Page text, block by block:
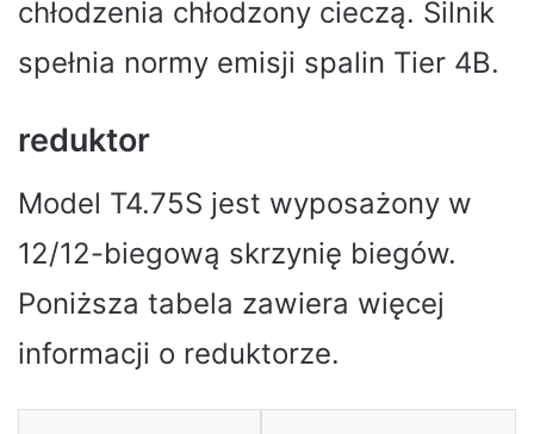
chłodzenia chłodzony cieczą. Silnik
spełnia normy emisji spalin Tier 4B.
reduktor
Model T4.75S jest wyposażony w
12/12-biegową skrzynię biegów.
Poniższa tabela zawiera więcej
informacji o reduktorze.